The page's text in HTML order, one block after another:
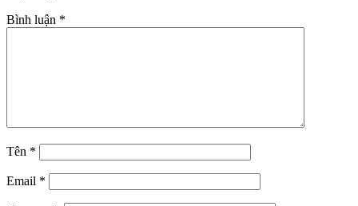
Bình luận *
Tên *
Email *